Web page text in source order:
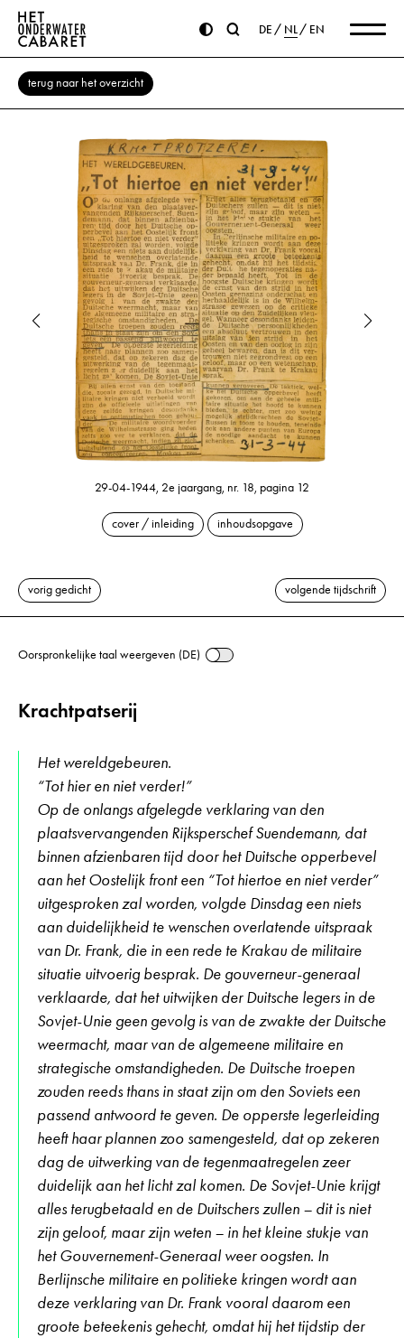
DE NL EN
terug naar het overzicht
29-04-1944, 2e jaargang, nr. 18, pagina 12
cover / inleiding inhoudsopgave
vorig gedicht volgende tijdschrift
Oorspronkelijke taal weergeven (DE)
Krachtpatserij
Het wereldgebeuren.
“Tot hier en niet verder!”
Op de onlangs afgelegde verklaring van den
plaatsvervangenden Rijksperschef Suendemann, dat
binnen afzienbaren tijd door het Duitsche opperbevel
aan het Oostelijk front een “Tot hiertoe en niet verder”
uitgesproken zal worden, volgde Dinsdag een niets
aan duidelijkheid te wenschen overlatende uitspraak
van Dr. Frank, die in een rede te Krakau de militaire
situatie uitvoerig besprak. De gouverneur-generaal
verklaarde, dat het uitwijken der Duitsche legers in de
Sovjet-Unie geen gevolg is van de zwakte der Duitsche
weermacht, maar van de algemeene militaire en
strategische omstandigheden. De Duitsche troepen
zouden reeds thans in staat zijn om den Soviets een
passend antwoord te geven. De opperste legerleiding
heeft haar plannen zoo samengesteld, dat op zekeren
dag de uitwerking van de tegenmaatregelen zeer
duidelijk aan het licht zal komen. De Sovjet-Unie krijgt
alles terugbetaald en de Duitschers zullen – dit is niet
zijn geloof, maar zijn weten – in het kleine stukje van
het Gouvernement-Generaal weer oogsten. In
Berlijnsche militaire en politieke kringen wordt aan
deze verklaring van Dr. Frank vooral daarom een
groote beteekenis gehecht, omdat hij het tijdstip der